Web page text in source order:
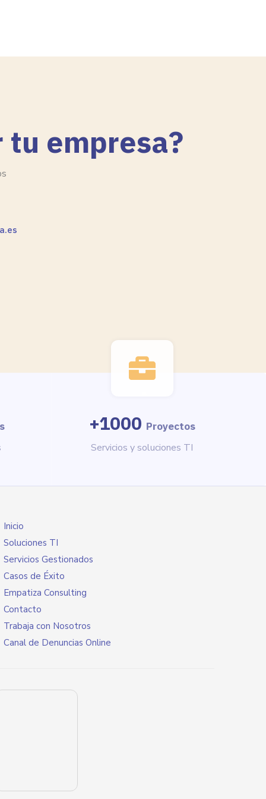
tu empresa?
+1000 Proyectos
Servicios y soluciones TI
Inicio
Soluciones TI
Servicios Gestionados
Casos de Éxito
Empatiza Consulting
Contacto
Trabaja con Nosotros
Canal de Denuncias Online